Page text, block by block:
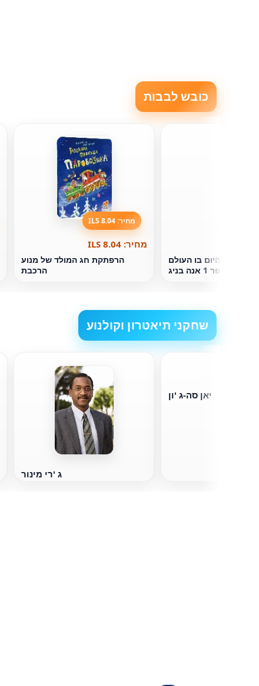
כובש לבבות
מחיר: 8.04 ILS
מחיר: 8.04 ILS
הרפתקת חג המולד של מנוע
הרכבת
היום בו העולם
התפרק. ספר 1 אנה בניג
שחקני תיאטרון וקולנוע
ג 'רי מינור
יאן סה-ג 'ון